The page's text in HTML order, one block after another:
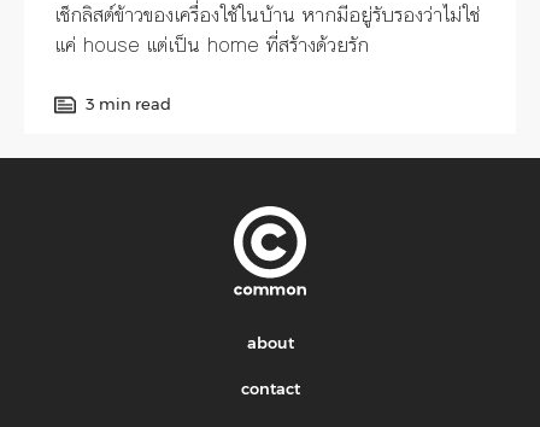
เช็กลิสต์ข้าวของเครื่องใช้ในบ้าน หากมีอยู่รับรองว่าไม่ใช่
แค่ house แต่เป็น home ที่สร้างด้วยรัก
3 min read
about
contact